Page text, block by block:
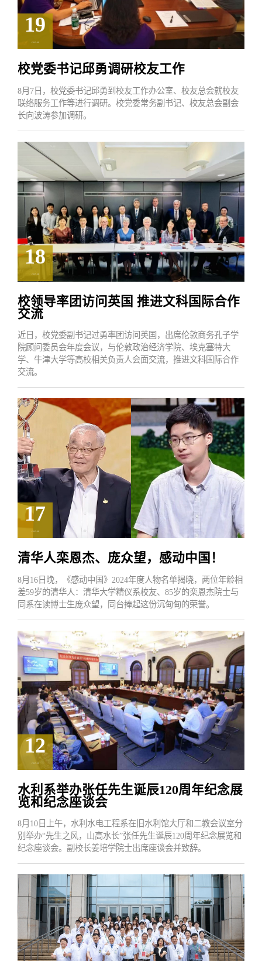
19
2025.08
校党委书记邱勇调研校友工作
8月7日，校党委书记邱勇到校友工作办公室、校友总会就校友
联络服务工作等进行调研。校党委常务副书记、校友总会副会
长向波涛参加调研。
18
2025.08
校领导率团访问英国 推进文科国际合作
交流
近日，校党委副书记过勇率团访问英国，出席伦敦商务孔子学
院顾问委员会年度会议，与伦敦政治经济学院、埃克塞特大
学、牛津大学等高校相关负责人会面交流，推进文科国际合作
交流。
17
2025.08
清华人栾恩杰、庞众望，感动中国！
8月16日晚，《感动中国》2024年度人物名单揭晓，两位年龄相
差59岁的清华人：清华大学精仪系校友、85岁的栾恩杰院士与
同系在读博士生庞众望，同台捧起这份沉甸甸的荣誉。
12
2025.08
水利系举办张任先生诞辰120周年纪念展
览和纪念座谈会
8月10日上午，水利水电工程系在旧水利馆大厅和二教会议室分
别举办“先生之风，山高水长”张任先生诞辰120周年纪念展览和
纪念座谈会。副校长姜培学院士出席座谈会并致辞。